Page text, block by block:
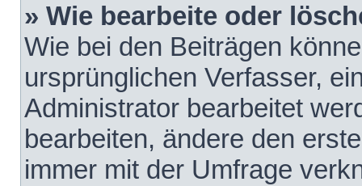
» Wie bearbeite oder
Wie bei den Beiträgen
ursprünglichen Verfasser,
Administrator bearbeitet
bearbeiten, ändere den
immer mit der Umfrage